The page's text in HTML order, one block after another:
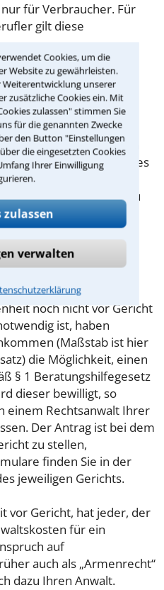
Cookies, um die
Website zu gewährleisten.
unserer
zusätzliche Cookies ein. Mit
zulassen" stimmen Sie
für die genannten Zwecke
den Button "Einstellungen
die eingesetzten Cookies
Ihrer Einwilligung
zulassen
verwalten
für Verbraucher. Für
gilt diese
Kostenfrage mit Ihrem
Beginn der ersten
§ 34 Absatz 2 RVG
weitere Tätigkeiten des
Sollte es also
Beratungsgesprächs zu
kann der Anwalt diese
abrechnen.
Anwalt für
noch nicht vor Gericht
ist, haben
(Maßstab ist hier
die Möglichkeit, einen
§ 1 Beratungshilfegesetz
dieser bewilligt, so
einem Rechtsanwalt Ihrer
Der Antrag ist bei dem
zu stellen,
finden Sie in der
jeweiligen Gerichts.
vor Gericht, hat jeder, der
für ein
auf
auch als „Armenrecht“
dazu Ihren Anwalt.